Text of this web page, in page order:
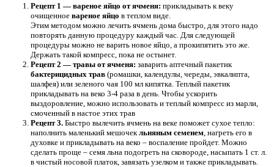
Рецепт 1 — вареное яйцо от ячменя: прикладывать к веку
очищенное вареное яйцо в теплом виде.
Этим методом можно лечить ячмень дома быстро, для этого надо
повторять данную процедуру каждый час. Для следующей
процедуры можно не варить новое яйцо, а прокипятить это же.
Держать такой компресс, пока не остынет.
Рецепт 2 — травы от ячменя: заварить аптечный пакетик
бактерицидных трав (ромашки, календулы, череды, эвкалипта,
шалфея) или зеленого чая 100 мл кипятка. Теплый пакетик
прикладывать на веко 3-4 раза в день. Чтобы ускорить
выздоровление, можно использовать и теплый компресс из марли,
смоченный в настое этих трав
Рецепт 3. Быстро вылечить ячмень на веке поможет сухое тепло:
наполнить маленький мешочек льняным семенем , нагреть его в
духовке и прикладывать на веко – воспаление пройдет. Можно
сделать проще – семя льна подогреть на сковороде, насыпать 1 ст. л.
в чистый носовой платок, завязать узелком и также прикладывать.